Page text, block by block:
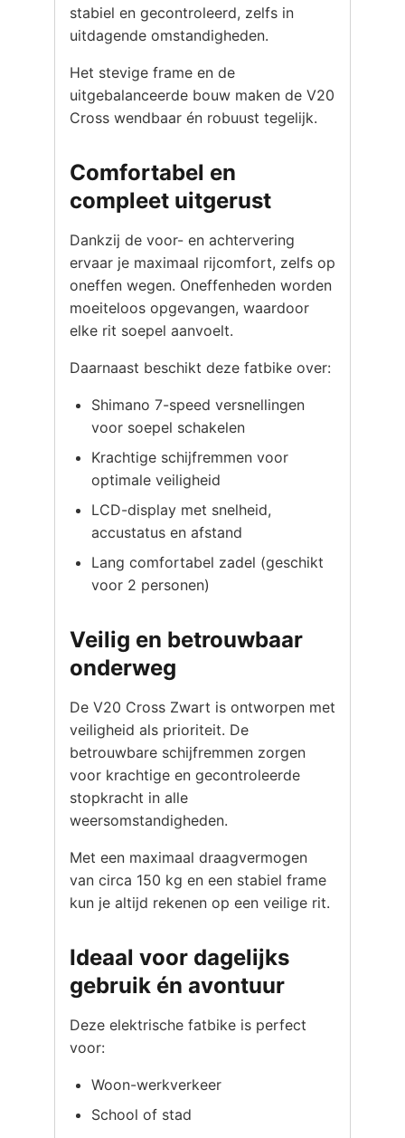
stabiel en gecontroleerd, zelfs in
uitdagende omstandigheden.
Het stevige frame en de
uitgebalanceerde bouw maken de V20
Cross wendbaar én robuust tegelijk.
Comfortabel en
compleet uitgerust
Dankzij de voor- en achtervering
ervaar je maximaal rijcomfort, zelfs op
oneffen wegen. Oneffenheden worden
moeiteloos opgevangen, waardoor
elke rit soepel aanvoelt.
Daarnaast beschikt deze fatbike over:
Shimano 7-speed versnellingen
voor soepel schakelen
Krachtige schijfremmen voor
optimale veiligheid
LCD-display met snelheid,
accustatus en afstand
Lang comfortabel zadel (geschikt
voor 2 personen)
Veilig en betrouwbaar
onderweg
De V20 Cross Zwart is ontworpen met
veiligheid als prioriteit. De
betrouwbare schijfremmen zorgen
voor krachtige en gecontroleerde
stopkracht in alle
weersomstandigheden.
Met een maximaal draagvermogen
van circa 150 kg en een stabiel frame
kun je altijd rekenen op een veilige rit.
Ideaal voor dagelijks
gebruik én avontuur
Deze elektrische fatbike is perfect
voor:
Woon-werkverkeer
School of stad